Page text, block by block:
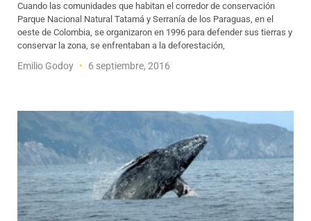
Cuando las comunidades que habitan el corredor de conservación
Parque Nacional Natural Tatamá y Serranía de los Paraguas, en el
oeste de Colombia, se organizaron en 1996 para defender sus tierras y
conservar la zona, se enfrentaban a la deforestación,
Emilio Godoy 6 septiembre, 2016